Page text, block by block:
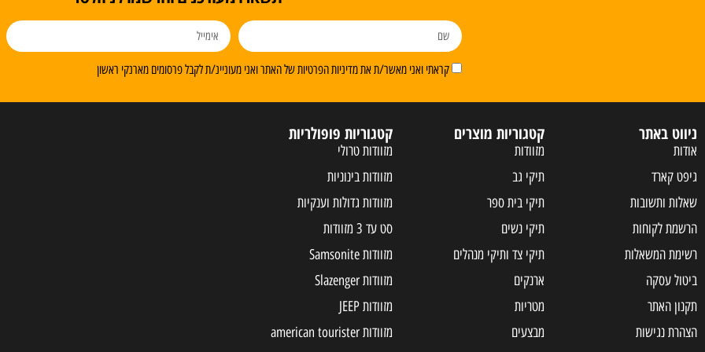
קראתי ואני מאשר/ת את מדיניות הפרטיות של האתר ואני מעוניינ/ת לקבל פרסומים מארנקי ראשון
ניווט באתר
אודות
גיפט קארד
שאלות ותשובות
הרשמת לקוחות
רשימת המשאלות
ביטול עסקה
תקנון האתר
הצהרת נגישות
קטגוריות מוצרים
מזוודות
תיקי גב
תיקי בית ספר
תיקי נשים
תיקי צד ותיקי מנהלים
ארנקים
מטריות
מבצעים
קטגוריות פופולריות
מזוודות טרולי
מזוודות בינוניות
מזוודות גדולות וענקיות
סט עד 3 מזוודות
מזוודות Samsonite
מזוודות Slazenger
מזוודות JEEP
מזוודות american tourister